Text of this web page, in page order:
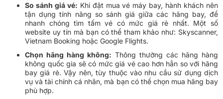
So sánh giá vé: Khi đặt mua vé máy bay, hành khách nên
tận dụng tính năng so sánh giá giữa các hãng bay, để
nhanh chóng tìm tấm vé có mức giá rẻ nhất. Một số
website uy tín mà bạn có thể tham khảo như: Skyscanner,
Vietnam Booking hoặc Google Flights.
Chọn hãng hàng không: Thông thường các hãng hàng
không quốc gia sẽ có mức giá vé cao hơn hẳn so với hãng
bay giá rẻ. Vậy nên, tùy thuộc vào nhu cầu sử dụng dịch
vụ và tài chính cá nhân, mà bạn có thể chọn mua hãng bay
phù hợp.